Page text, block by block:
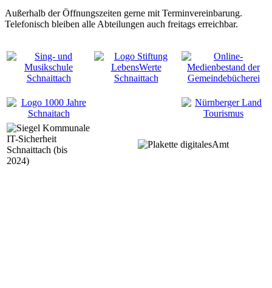
Außerhalb der Öffnungszeiten gerne mit Terminvereinbarung.
Telefonisch bleiben alle Abteilungen auch freitags erreichbar.